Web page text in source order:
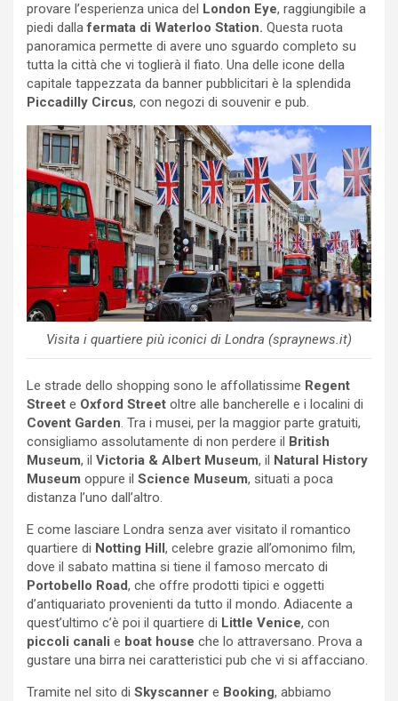
provare l’esperienza unica del
London Eye, raggiungibile a
piedi dallafermata di Waterloo Station. Questa ruota
panoramica permette di avere uno sguardo completo su
tutta la città che vi toglierà il fiato. Una delle icone della
capitale tappezzata da banner pubblicitari è la splendida
Piccadilly Circus, con negozi di souvenir e pub.
Visita i quartiere più iconici di Londra (spraynews.it)
Le strade dello shopping sono le affollatissime Regent
Street e Oxford Street oltre alle bancherelle e i localini di
Covent Garden . Tra i musei, per la maggior parte gratuiti,
consigliamo assolutamente di non perdere il British
Museum, il Victoria & Albert Museum, il Natural History
Museum oppure il Science Museum, situati a poca
distanza l’uno dall’altro.
E come lasciare Londra senza aver visitato il romantico
quartiere di Notting Hill, celebre grazie all’omonimo film,
dove il sabato mattina si tiene il famoso mercato di
Portobello Road, che offre prodotti tipici e oggetti
d’antiquariato provenienti da tutto il mondo. Adiacente a
quest’ultimo c’è poi il quartiere di Little Venice, con
piccoli canali e boat house che lo attraversano. Prova a
gustare una birra nei caratteristici pub che vi si affacciano.
Tramite nel sito di Skyscanner e Booking, abbiamo